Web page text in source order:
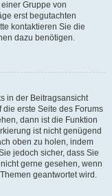
Gruppe von
erst begutachten
kontaktieren Sie die
dazu benötigen.
in der Beitragsansicht
erste Seite des Forums
dann ist die Funktion
ist nicht genügend
oben zu holen, indem
jedoch sicher, dass Sie
gerne gesehen, wenn
geantwortet wird.